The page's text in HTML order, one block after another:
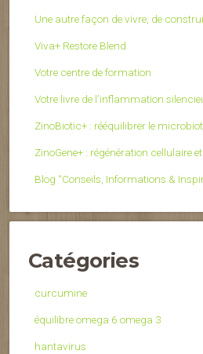
Une autre façon de vivre, de
Viva+ Restore Blend
Votre centre de formation
Votre livre de l’inflammation
ZinoBiotic+ : rééquilibrer le
ZinoGene+ : régénération cellulaire
Blog “Conseils, Informations &
Catégories
curcumine
équilibre omega 6 omega 3
hantavirus